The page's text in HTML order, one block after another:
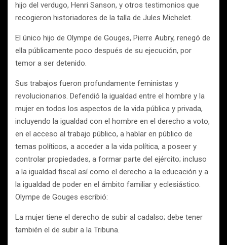
hijo del verdugo, Henri Sanson, y otros testimonios que
recogieron historiadores de la talla de Jules Michelet.
El único hijo de Olympe de Gouges, Pierre Aubry, renegó de
ella públicamente poco después de su ejecución, por
temor a ser detenido.
Sus trabajos fueron profundamente feministas y
revolucionarios. Defendió la igualdad entre el hombre y la
mujer en todos los aspectos de la vida pública y privada,
incluyendo la igualdad con el hombre en el derecho a voto,
en el acceso al trabajo público, a hablar en público de
temas políticos, a acceder a la vida política, a poseer y
controlar propiedades, a formar parte del ejército; incluso
a la igualdad fiscal así como el derecho a la educación y a
la igualdad de poder en el ámbito familiar y eclesiástico.
Olympe de Gouges escribió:
La mujer tiene el derecho de subir al cadalso; debe tener
también el de subir a la Tribuna.